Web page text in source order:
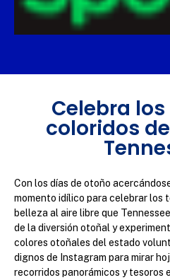
Celebra
coloridos
Con los días de otoño
momento idílico para celebrar los
belleza al aire libre que
de la diversión otoñal y
colores otoñales del estado
dignos de Instagram para mirar
recorridos panorámicos y tesoros